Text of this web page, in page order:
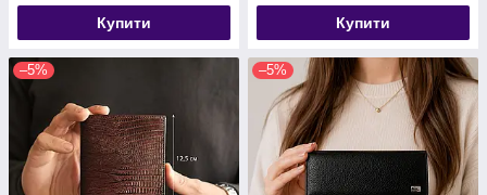
Купити Купити
–5% –5%